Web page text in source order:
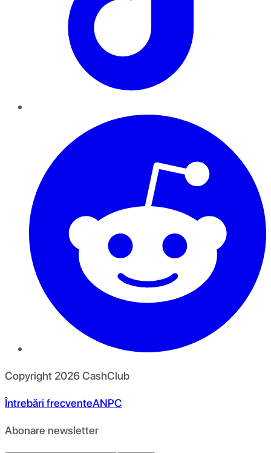
Copyright 2026CashClub
Întrebări frecventeANPC
Abonare newsletter